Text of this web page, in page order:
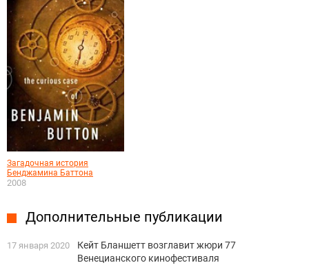
Загадочная история
Бенджамина Баттона
2008
Дополнительные публикации
17 января 2020
Кейт Бланшетт возглавит жюри 77
Венецианского кинофестиваля